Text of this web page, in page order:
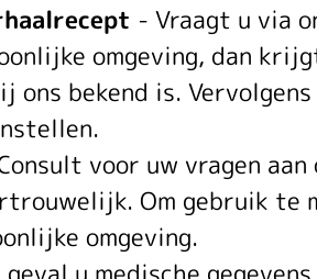
- Vraagt u via
omgeving, dan
bekend is.
voor uw vragen aan
Om gebruik te
omgeving.